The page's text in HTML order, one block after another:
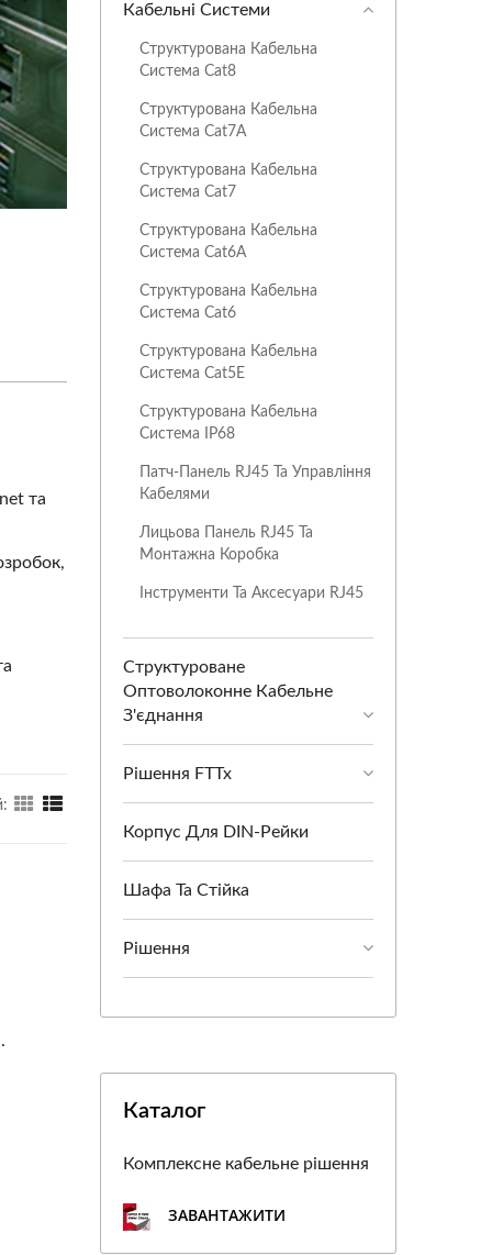
та
Кабельні Системи
Структурована Кабельна
Система Cat8
Структурована Кабельна
Система Cat7A
Структурована Кабельна
Система Cat7
Структурована Кабельна
Система Cat6A
Структурована Кабельна
Система Cat6
Структурована Кабельна
Система Cat5E
Структурована Кабельна
Система IP68
Патч-Панель RJ45 Та Управління
Кабелями
Лицьова Панель RJ45 Та
Монтажна Коробка
Інструменти Та Аксесуари RJ45
Структуроване
Оптоволоконне Кабельне
З'єднання
Рішення FTTx
Корпус Для DIN-Рейки
Шафа Та Стійка
Рішення
Каталог
Комплексне кабельне рішення
ЗАВАНТАЖИТИ